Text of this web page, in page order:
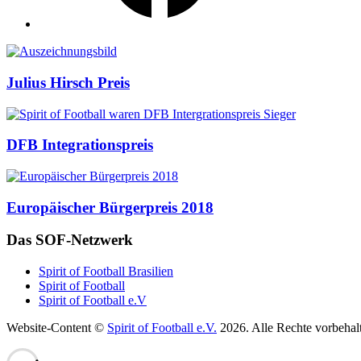
Auszeichnungen
Julius Hirsch Preis
DFB Integrationspreis
Europäischer Bürgerpreis 2018
Das SOF-Netzwerk
Spirit of Football Brasilien
Spirit of Football
Spirit of Football e.V
Website-Content © Spirit of Football e.V. 2026. Alle Rechte